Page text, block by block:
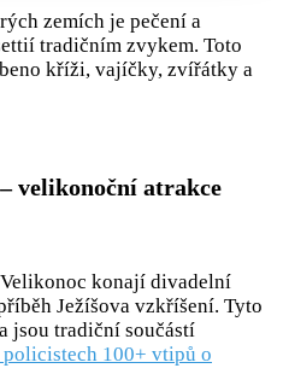
zemích je pečení a
tradičním zvykem. Toto
kříži, vajíčky, zvířátky a
velikonoční atrakce
Velikonoc konají divadelní
Ježíšova vzkříšení. Tyto
jsou tradiční součástí
100+ vtipů o